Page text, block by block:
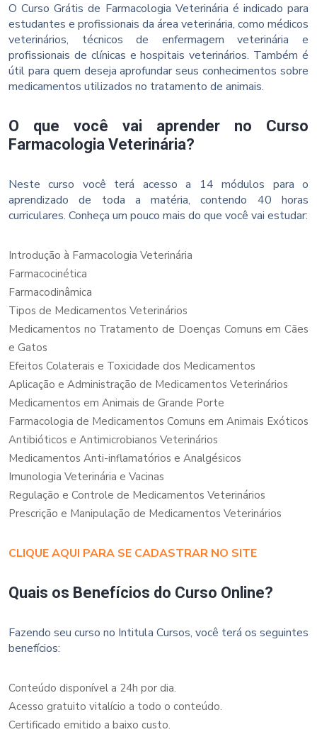
O Curso Grátis de Farmacologia Veterinária é indicado para
estudantes e profissionais da área veterinária, como médicos
veterinários, técnicos de enfermagem veterinária e
profissionais de clínicas e hospitais veterinários. Também é
útil para quem deseja aprofundar seus conhecimentos sobre
medicamentos utilizados no tratamento de animais.
O que você vai aprender no Curso
Farmacologia Veterinária?
Neste curso você terá acesso a 14 módulos para o
aprendizado de toda a matéria, contendo 40 horas
curriculares. Conheça um pouco mais do que você vai estudar:
Introdução à Farmacologia Veterinária
Farmacocinética
Farmacodinâmica
Tipos de Medicamentos Veterinários
Medicamentos no Tratamento de Doenças Comuns em Cães
e Gatos
Efeitos Colaterais e Toxicidade dos Medicamentos
Aplicação e Administração de Medicamentos Veterinários
Medicamentos em Animais de Grande Porte
Farmacologia de Medicamentos Comuns em Animais Exóticos
Antibióticos e Antimicrobianos Veterinários
Medicamentos Anti-inflamatórios e Analgésicos
Imunologia Veterinária e Vacinas
Regulação e Controle de Medicamentos Veterinários
Prescrição e Manipulação de Medicamentos Veterinários
CLIQUE AQUI PARA SE CADASTRAR NO SITE
Quais os Benefícios do Curso Online?
Fazendo seu curso no Intitula Cursos, você terá os seguintes
benefícios:
Conteúdo disponível a 24h por dia.
Acesso gratuito vitalício a todo o conteúdo.
Certificado emitido a baixo custo.